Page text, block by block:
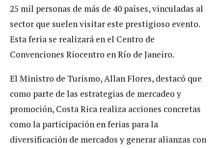
25 mil personas de más de 40 países, vinculadas al
sector que suelen visitar este prestigioso evento.
Esta feria se realizará en el Centro de
Convenciones Riocentro en Río de Janeiro.
El Ministro de Turismo, Allan Flores, destacó que
como parte de las estrategias de mercadeo y
promoción, Costa Rica realiza acciones concretas
como la participación en ferias para la
diversificación de mercados y generar alianzas con